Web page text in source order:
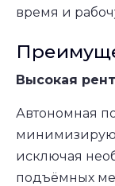
время и
Высокая
Автономная
исключая
подъёмных